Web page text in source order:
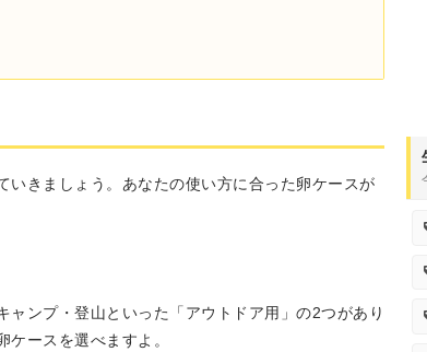
いきましょう。あなたの使い方に合った卵ケースが
ンプ・登山といった「アウトドア用」の2つがあり
ースを選べますよ。